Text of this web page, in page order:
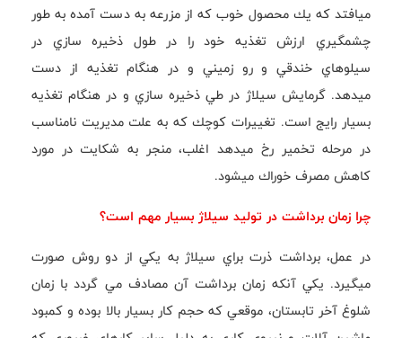
ميافتد كه يك محصول خوب كه از مزرعه به دست آمده به طور
چشمگيري ارزش تغذيه خود را در طول ذخيره سازي در
سيلوهاي خندقي و رو زميني و در هنگام تغذيه از دست
ميدهد. گرمايش سيلاژ در طي ذخيره سازي و در هنگام تغذيه
بسيار رايج است. تغييرات كوچك كه به علت مديريت نامناسب
در مرحله تخمير رخ ميدهد اغلب، منجر به شكايت در مورد
كاهش مصرف خوراك ميشود.
چرا زمان برداشت در توليد سيلاژ بسيار مهم است؟
در عمل، برداشت ذرت براي سيلاژ به يكي از دو روش صورت
ميگيرد. يكي آنكه زمان برداشت آن مصادف مي گردد با زمان
شلوغ آخر تابستان، موقعي كه حجم كار بسيار بالا بوده و كمبود